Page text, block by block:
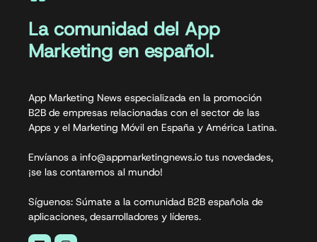
La comunidad del App
Marketing en español.
App Marketing News especializada en la promoción
B2B de empresas relacionadas con el sector de las
Apps y el Marketing Móvil en España y América Latina.
Envíanos a info@appmarketingnews.io tus novedades,
¡se las contaremos al mundo!
Síguenos: Súmate a la comunidad B2B española de
aplicaciones, desarrolladores y líderes.